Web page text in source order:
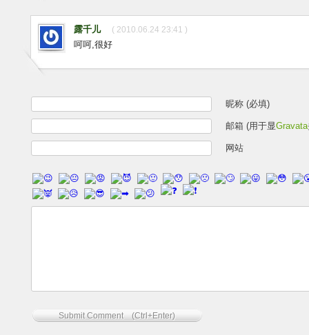
露千儿 ( 2010.06.24 23:41 )
呵呵,很好
昵称 (必填)
邮箱 (用于显Gravata
网站